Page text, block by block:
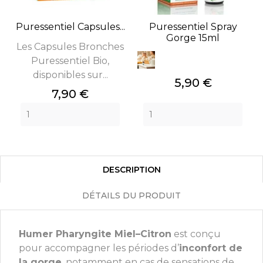
Puressentiel Capsules...
Les Capsules Bronches
Puressentiel Bio,
disponibles sur...
Prix
7,90 €
Puressentiel Spray
Gorge 15ml
Prix
5,90 €
DESCRIPTION
DÉTAILS DU PRODUIT
Humer Pharyngite Miel–Citron est conçu
pour accompagner les périodes d’inconfort de